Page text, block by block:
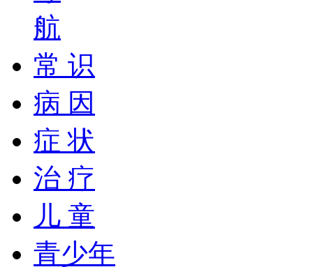
航
常 识
病 因
症 状
治 疗
儿 童
青少年